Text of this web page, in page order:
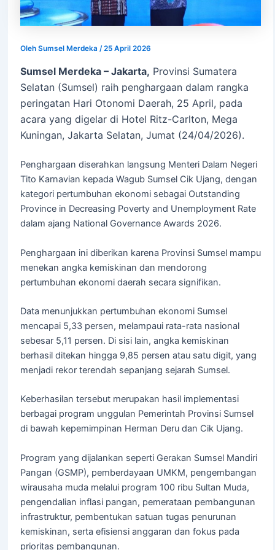
Oleh Sumsel Merdeka /25 April 2026
Sumsel Merdeka – Jakarta, Provinsi Sumatera
Selatan (Sumsel) raih penghargaan dalam rangka
peringatan Hari Otonomi Daerah, 25 April, pada
acara yang digelar di Hotel Ritz-Carlton, Mega
Kuningan, Jakarta Selatan, Jumat (24/04/2026).
Penghargaan diserahkan langsung Menteri Dalam Negeri
Tito Karnavian kepada Wagub Sumsel Cik Ujang, dengan
kategori pertumbuhan ekonomi sebagai Outstanding
Province in Decreasing Poverty and Unemployment Rate
dalam ajang National Governance Awards 2026.
Penghargaan ini diberikan karena Provinsi Sumsel mampu
menekan angka kemiskinan dan mendorong
pertumbuhan ekonomi daerah secara signifikan.
Data menunjukkan pertumbuhan ekonomi Sumsel
mencapai 5,33 persen, melampaui rata-rata nasional
sebesar 5,11 persen. Di sisi lain, angka kemiskinan
berhasil ditekan hingga 9,85 persen atau satu digit, yang
menjadi rekor terendah sepanjang sejarah Sumsel.
Keberhasilan tersebut merupakan hasil implementasi
berbagai program unggulan Pemerintah Provinsi Sumsel
di bawah kepemimpinan Herman Deru dan Cik Ujang.
Program yang dijalankan seperti Gerakan Sumsel Mandiri
Pangan (GSMP), pemberdayaan UMKM, pengembangan
wirausaha muda melalui program 100 ribu Sultan Muda,
pengendalian inflasi pangan, pemerataan pembangunan
infrastruktur, pembentukan satuan tugas penurunan
kemiskinan, serta efisiensi anggaran dan fokus pada
prioritas pembangunan.